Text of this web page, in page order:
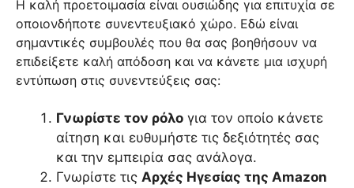
Η καλή προετοιμασία είναι ουσιώδης για επιτυχία σε
οποιονδήποτε συνεντευξιακό χώρο. Εδώ είναι
σημαντικές συμβουλές που θα σας βοηθήσουν να
επιδείξετε καλή απόδοση και να κάνετε μια ισχυρή
εντύπωση στις συνεντεύξεις σας:
Γνωρίστε τον ρόλο για τον οποίο κάνετε
αίτηση και ευθυμήστε τις δεξιότητές σας
και την εμπειρία σας ανάλογα.
Γνωρίστε τις Αρχές Ηγεσίας της Amazon